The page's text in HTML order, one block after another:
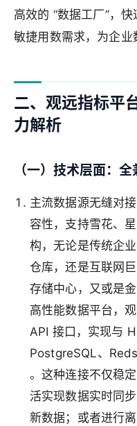
高效的 “数据工厂”，
敏捷用数需求，为企业
二、观远指标平
力解析
（一）技术层面：
主流数据源无缝对接
容性，支持雪花、
构，无论是传统企
仓库，还是互联网
存储中心，又或是
高性能数据平台，
API 接口，实现与
PostgreSQL、
。这种连接不仅稳
活实现数据实时同
新数据；或者进行